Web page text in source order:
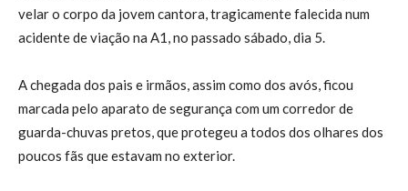
velar o corpo da jovem cantora, tragicamente falecida num
acidente de viação na A1, no passado sábado, dia 5.
A chegada dos pais e irmãos, assim como dos avós, ficou
marcada pelo aparato de segurança com um corredor de
guarda-chuvas pretos, que protegeu a todos dos olhares dos
poucos fãs que estavam no exterior.